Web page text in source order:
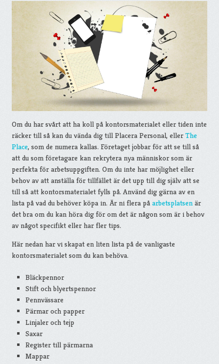
Om du har svårt att ha koll på kontorsmaterialet eller tiden inte
räcker till så kan du vända dig till Placera Personal, eller The
Place, som de numera kallas. Företaget jobbar för att se till så
att du som företagare kan rekrytera nya människor som är
perfekta för arbetsuppgiften. Om du inte har möjlighet eller
behov av att anställa för tillfället är det upp till dig själv att se
till så att kontorsmaterialet fylls på. Använd dig gärna av en
lista på vad du behöver köpa in. Är ni flera på arbetsplatsenär
det bra om du kan höra dig för om det är någon som är i behov
av något specifikt eller har fler tips.
Här nedan har vi skapat en liten lista på de vanligaste
kontorsmaterialet som du kan behöva.
Bläckpennor
Stift och blyertspennor
Pennvässare
Pärmar och papper
Linjaler och tejp
Saxar
Register till pärmarna
Mappar